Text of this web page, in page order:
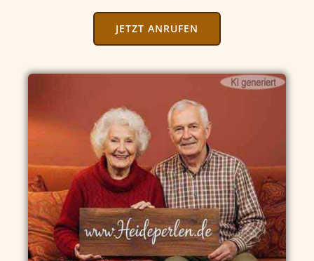
JETZT ANRUFEN